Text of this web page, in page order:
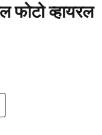
फोटो व्हायरल